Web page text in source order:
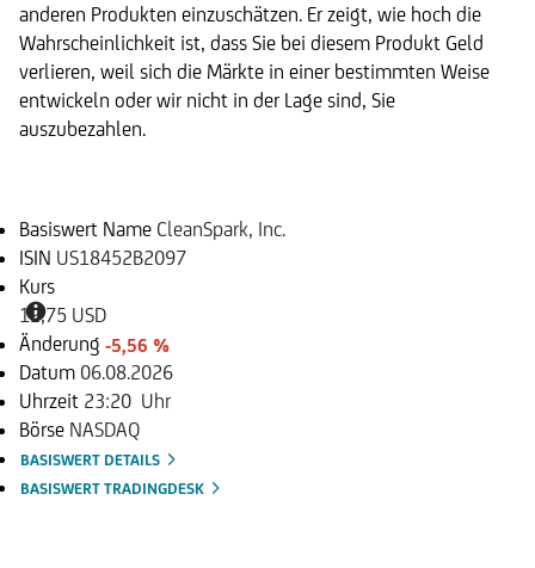
anderen Produkten einzuschätzen. Er zeigt, wie hoch die
Wahrscheinlichkeit ist, dass Sie bei diesem Produkt Geld
verlieren, weil sich die Märkte in einer bestimmten Weise
entwickeln oder wir nicht in der Lage sind, Sie
auszubezahlen.
Basiswert Name CleanSpark, Inc.
ISIN US18452B2097
Kurs
12,75 USD
Änderung -5,56 %
Datum 06.08.2026
Uhrzeit 23:20 Uhr
Börse NASDAQ
BASISWERT DETAILS
BASISWERT TRADINGDESK